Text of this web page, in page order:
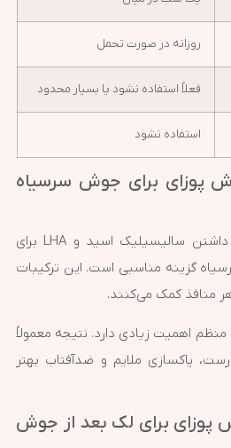
روزانه در صورت تحمل
فعلاً استفاده نشود یا بسیار محدود
استفاده نشود
پوزای برای جوش سرسیاه
بله. این محصول به دلیل داشتن سالیسیلیک اسید و LHA برای
گزینه مناسبی است. این ترکیبات
منافذ کمک می‌کنند.
اهمیت زیادی دارد. نتیجه معمولاً
پاکسازی ملایم و ضدآفتاب بهتر
برای لک بعد از جوش